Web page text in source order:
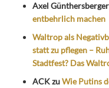
Axel Günthersberger
entbehrlich machen
Waltrop als
statt zu pflegen –
Stadtfest? Das
ACKzuWie Putins